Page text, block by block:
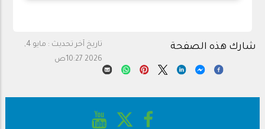
تاريخ آخر تحديث :
مايو 4,
2026 10:27ص
شارك هذه الصفحة